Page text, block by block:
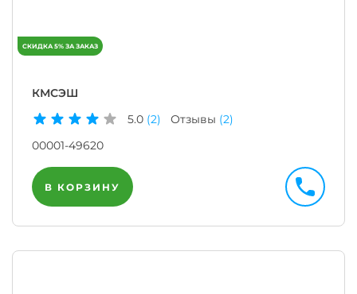
КМСЭШ
5.0 (2) Отзывы (2)
00001-49620
В КОРЗИНУ